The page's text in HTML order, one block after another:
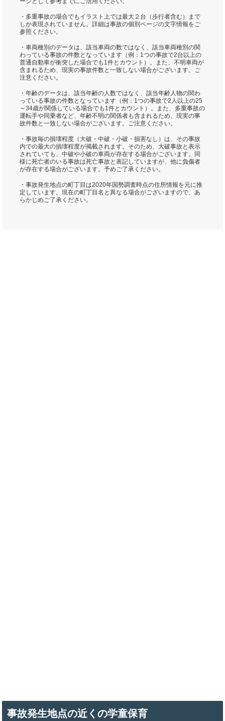
・多重事故の場合でもイラスト上では最大２台（歩行者含む）まで
しか表現されていません。詳細は事故の個別ページの文字情報をご
参照ください。
・車両種別のデータは、該当車両の数ではなく、該当車両種別の関
わっている事故の件数となっています（例：1つの事故で2台以上の
普通自動車が衝突した場合でも1件とカウント）。また、不明車両が
含まれるため、現実の事故件数と一致しない場合がございます。ご
注意ください。
・年齢のデータは、該当年齢の人数ではなく、該当年齢人物の関わ
っている事故の件数となっています（例：1つの事故で2人以上の25
～34歳が関係している場合でも1件とカウント）。また、多重事故の
運転手や同乗者など、年齢不明の関係者も含まれるため、現実の事
故件数と一致しない場合がございます。ご注意ください。
・事故毎の損壊程度（大破・中破・小破・損害なし）は、その事故
内での最大の損壊程度が掲載されます。そのため、大破事故と表示
されていても、中破や小破の車両が存在する場合がございます。同
様に死亡者のいる事故は死亡事故と表記していますが、他に負傷者
が存在する場合がございます。予めご了承ください。
・事故発生地点の町丁目は2020年国勢調査時点の住所情報を元に推
定しています。現在の町丁目名と異なる場合がございますので、あ
らかじめご了承ください。
事故発生地点の近くの学童保育